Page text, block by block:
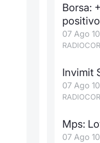
Borsa:
positivo
07 Ago
RADIOCOR
Invimit
07 Ago
RADIOCOR
Mps:
07 Ago